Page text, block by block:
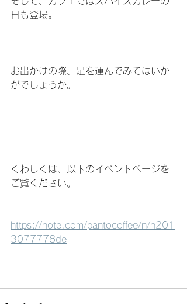
日も登場。
お出かけの際、足を運んでみてはいか
がでしょうか。
くわしくは、以下のイベントページを
ご覧ください。
https://note.com/pantocoffee/n/n201
3077778de